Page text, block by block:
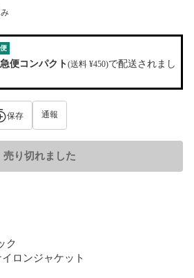
便コンパクト(送料 ¥450)で配送されまし
保存 通報
売り切れました
ク
ロンジャケット